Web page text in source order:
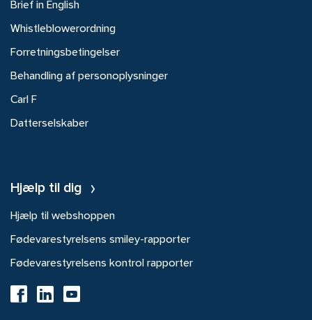
Brief in English
Whistleblowerordning
Forretningsbetingelser
Behandling af personoplysninger
Carl F
Datterselskaber
Hjælp til dig
Hjælp til webshoppen
Fødevarestyrelsens smiley-rapporter
Fødevarestyrelsens kontrol rapporter